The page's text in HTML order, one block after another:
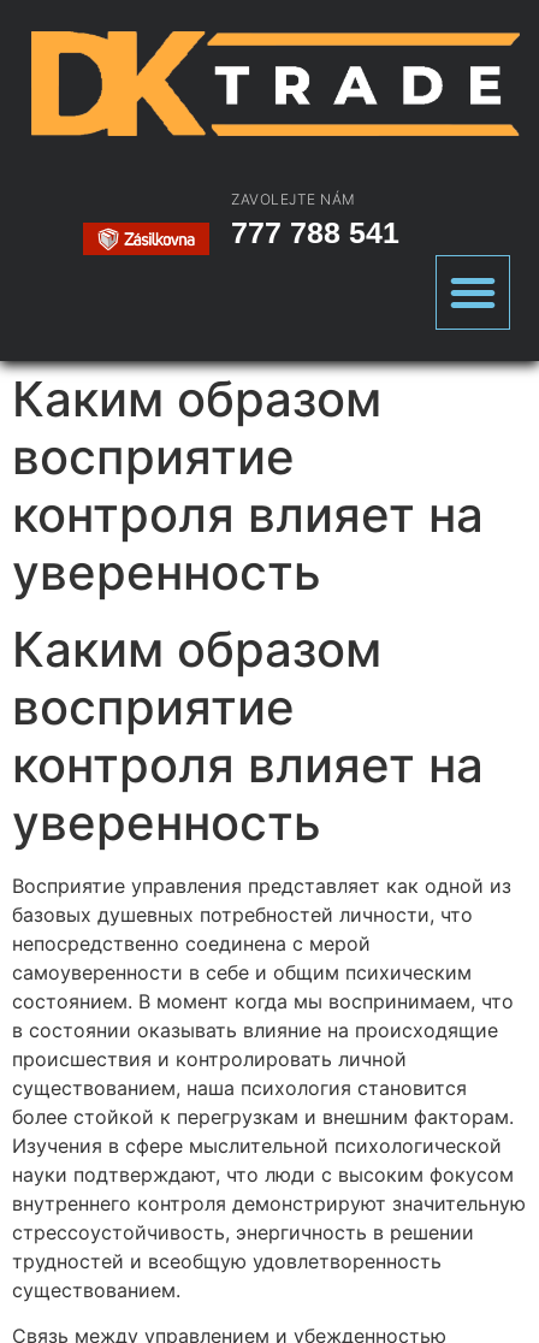
ZAVOLEJTE NÁM
777 788 541
Каким образом
восприятие
контроля влияет на
уверенность
Каким образом
восприятие
контроля влияет на
уверенность
Восприятие управления представляет как одной из
базовых душевных потребностей личности, что
непосредственно соединена с мерой
самоуверенности в себе и общим психическим
состоянием. В момент когда мы воспринимаем, что
в состоянии оказывать влияние на происходящие
происшествия и контролировать личной
существованием, наша психология становится
более стойкой к перегрузкам и внешним факторам.
Изучения в сфере мыслительной психологической
науки подтверждают, что люди с высоким фокусом
внутреннего контроля демонстрируют значительную
стрессоустойчивость, энергичность в решении
трудностей и всеобщую удовлетворенность
существованием.
Связь между управлением и убежденностью